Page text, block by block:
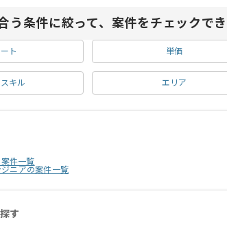
う条件に絞って、案件をチェックでき
ト 単価
キル エリア
件一覧
ニアの案件一覧
す